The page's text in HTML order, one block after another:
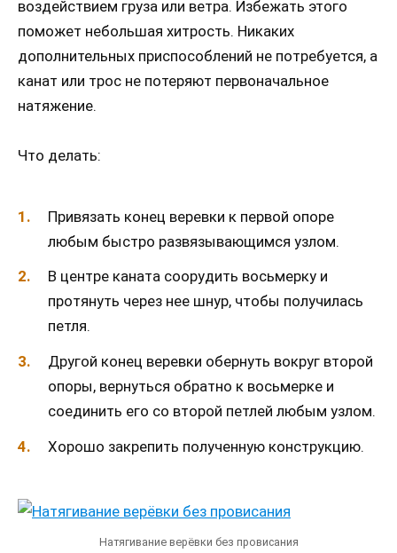
воздействием груза или ветра. Избежать этого
поможет небольшая хитрость. Никаких
дополнительных приспособлений не потребуется, а
канат или трос не потеряют первоначальное
натяжение.
Что делать:
Привязать конец веревки к первой опоре
любым быстро развязывающимся узлом.
В центре каната соорудить восьмерку и
протянуть через нее шнур, чтобы получилась
петля.
Другой конец веревки обернуть вокруг второй
опоры, вернуться обратно к восьмерке и
соединить его со второй петлей любым узлом.
Хорошо закрепить полученную конструкцию.
Натягивание верёвки без провисания